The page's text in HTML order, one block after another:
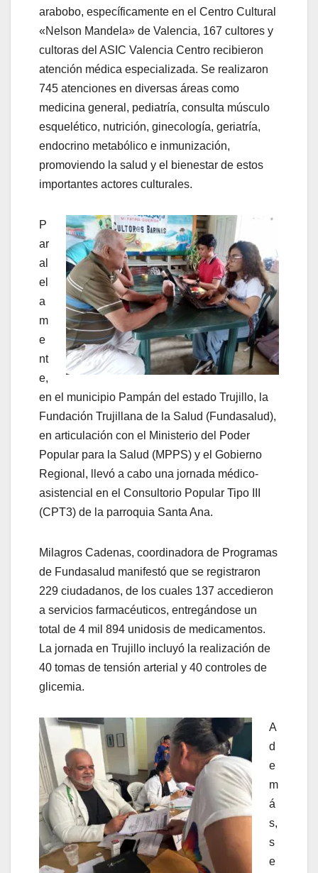
arabobo, específicamente en el Centro Cultural
«Nelson Mandela» de Valencia, 167 cultores y
cultoras del ASIC Valencia Centro recibieron
atención médica especializada. Se realizaron
745 atenciones en diversas áreas como
medicina general, pediatría, consulta músculo
esquelético, nutrición, ginecología, geriatría,
endocrino metabólico e inmunización,
promoviendo la salud y el bienestar de estos
importantes actores culturales.
P
ar
al
el
a
m
e
nt
e,
en el municipio Pampán del estado Trujillo, la
Fundación Trujillana de la Salud (Fundasalud),
en articulación con el Ministerio del Poder
Popular para la Salud (MPPS) y el Gobierno
Regional, llevó a cabo una jornada médico-
asistencial en el Consultorio Popular Tipo III
(CPT3) de la parroquia Santa Ana.
Milagros Cadenas, coordinadora de Programas
de Fundasalud manifestó que se registraron
229 ciudadanos, de los cuales 137 accedieron
a servicios farmacéuticos, entregándose un
total de 4 mil 894 unidosis de medicamentos.
La jornada en Trujillo incluyó la realización de
40 tomas de tensión arterial y 40 controles de
glicemia.
A
d
e
m
á
s,
s
e